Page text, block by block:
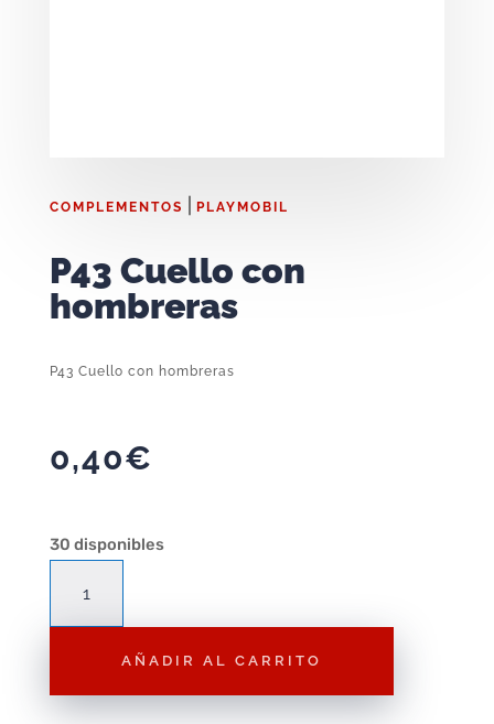
COMPLEMENTOS PLAYMOBIL
P43 Cuello con
hombreras
P43 Cuello con hombreras
0,40€
30 disponibles
Cuello
cantidad
AÑADIR AL CARRITO